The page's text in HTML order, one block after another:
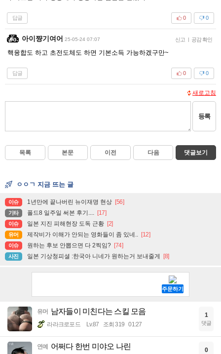
답글 0
0
아이쨩기여어 25-05-24 07:07 신고 | 공감 확인
핵융합도 하고 초전도체도 하면 기본소득 가능하겠구만~
답글 0
0
새로고침
등록
목록 본문 이전 다음 댓글보기
ㅇㅇㄱ 지금 뜨는 글
이슈 1년만에 끝나버린 뉴이재명 현상 [56]
기타 폴드8 일주일 써본 후기.... [17]
이슈 일본 지진 피해현장 도독 근황 [2]
유머 제작비가 이해가 안되는 영화들이 좀 있네.. [12]
이슈 원하는 후보 안뽑으면 다 2찍임? [74]
사진 일본 기상청피셜 :한국아 니네가 원하는거 보내줄게 [8]
유머 남자들이 미친다는 스킬 모음
라라크로포드 Lv.87 조회 319 01:27
1
댓글
연예 어쩌다 한번 미야오 나린 0